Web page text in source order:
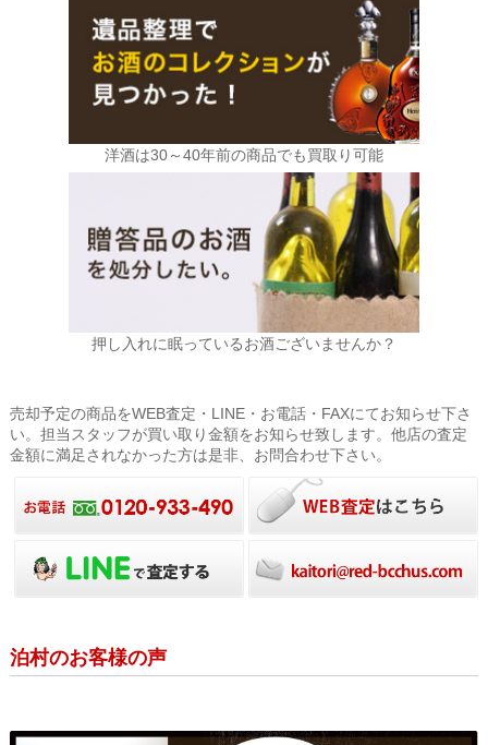
洋酒は30～40年前の商品でも買取り可能
押し入れに眠っているお酒ございませんか？
売却予定の商品をWEB査定・LINE・お電話・FAXにてお知らせ下さ
い。担当スタッフが買い取り金額をお知らせ致します。他店の査定
金額に満足されなかった方は是非、お問合わせ下さい。
泊村のお客様の声